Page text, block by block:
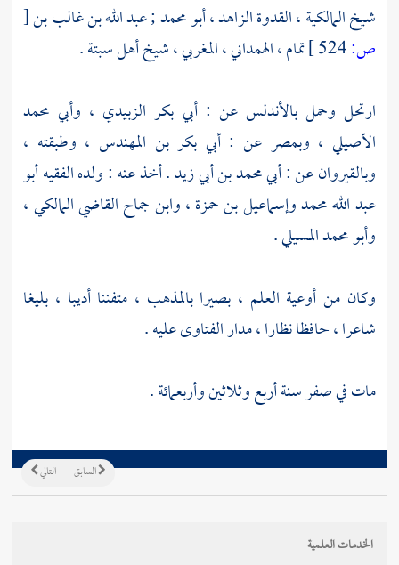
شيخ المالكية ، القدوة الزاهد ، أبو محمد ; عبد الله بن غالب بن[
ص:
تمام ، الهمداني ، المغربي ، شيخ أهل سبتة .
ارتحل وحملبالأندلسعن :أبي بكر الزبيدي ، وأبي محمد
الأصيلي ، وبمصرعن :أبي بكر بن المهندس ، وطبقته ،
وبالقيروانعن :أبي محمد بن أبي زيد. أخذ عنه : ولده الفقيهأبو
عبد الله محمدوإسماعيل بن حمزة،وابن جماحالقاضي المالكي ،
وأبو محمد المسيلي.
وكان من أوعية العلم ، بصيرا بالمذهب ، متفننا أديبا ، بليغا
شاعرا ، حافظا نظارا ، مدار الفتاوى عليه .
مات في صفر سنة أربع وثلاثين وأربعمائة .
التالي السابق
الخدمات العلمية